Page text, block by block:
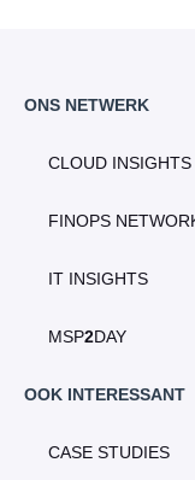
ONS NETWERK
CLOUD INSIGHTS
FINOPS
IT INSIGHTS
MSP2DAY
OOK INTERESSANT
CASE STUDIES